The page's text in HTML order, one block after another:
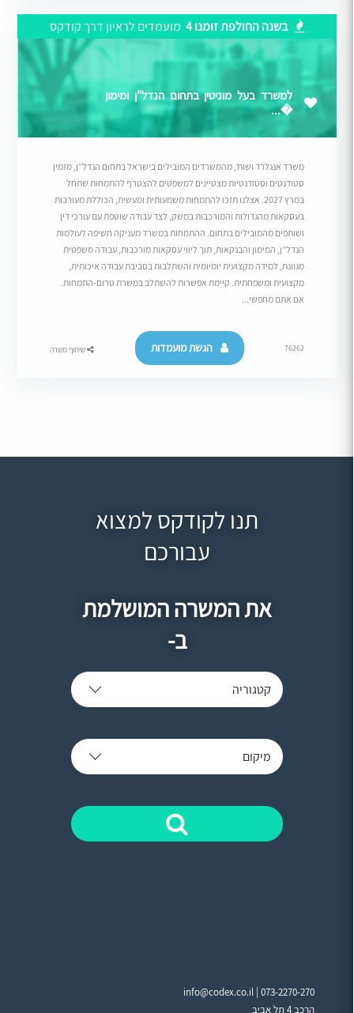
בשנה החולפת זומנו 4 מועמדים לראיון דרך קודקס
למשרד בעל מוניטין בתחום הנדל"ן ומימון
�...
משרד אנגלרד ושות’, מהמשרדים המובילים בישראל בתחום הנדל”ן, מזמין
סטודנטים וסטודנטיות מצטיינים למשפטים להצטרף להתמחות שתחל
במרץ 2027. אצלנו תזכו להתמחות משמעותית ומעשית, הכוללת מעורבות
בעסקאות מהגדולות והמורכבות במשק, לצד עבודה שוטפת עם עורכי דין
ושותפים מהמובילים בתחום. ההתמחות במשרד מעניקה חשיפה לעולמות
הנדל”ן, המימון והבנקאות, תוך ליווי עסקאות מורכבות, עבודה משפטית
מגוונת, למידה מקצועית יומיומית והשתלבות בסביבת עבודה איכותית,
מקצועית ומשפחתית. קיימת אפשרות להשתלב במשרת טרום-התמחות.
אם אתם מחפשי...
76262 הגשת מועמדות שיתוף משרה
תנו לקודקס למצוא
עבורכם
את המשרה המושלמת
ב-
קטגוריה
מיקום
info@codex.co.il |073-2270-270
הרכב 4 תל אביב